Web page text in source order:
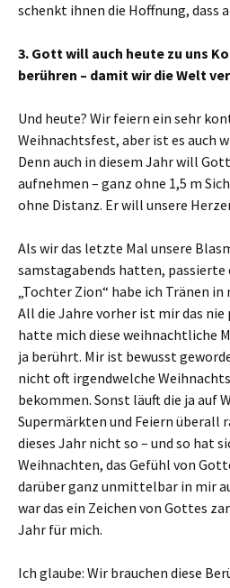
schenkt ihnen die Hoffnung, dass
3. Gott will auch heute zu uns
berühren – damit wir die Welt
Und heute? Wir feiern ein sehr
Weihnachtsfest, aber ist es auch
Denn auch in diesem Jahr will
aufnehmen – ganz ohne 1,5 m
ohne Distanz. Er will unsere
Als wir das letzte Mal unsere
samstagabends hatten, passierte
„Tochter Zion“ habe ich Tränen
All die Jahre vorher ist mir das nie
hatte mich diese weihnachtliche
ja berührt. Mir ist bewusst
nicht oft irgendwelche
bekommen. Sonst läuft die ja auf
Supermärkten und Feiern überall
dieses Jahr nicht so – und so hat
Weihnachten, das Gefühl von
darüber ganz unmittelbar in mir
war das ein Zeichen von Gottes
Jahr für mich.
Ich glaube: Wir brauchen diese